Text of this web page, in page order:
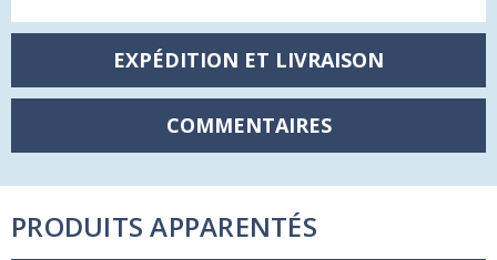
EXPÉDITION ET LIVRAISON
COMMENTAIRES
PRODUITS APPARENTÉS